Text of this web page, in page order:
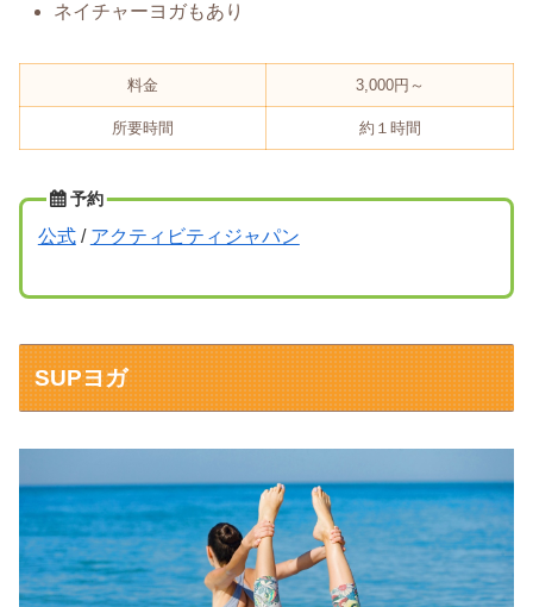
ネイチャーヨガもあり
料金 3,000円～
所要時間 約１時間
予約
公式/ アクティビティジャパン
SUPヨガ